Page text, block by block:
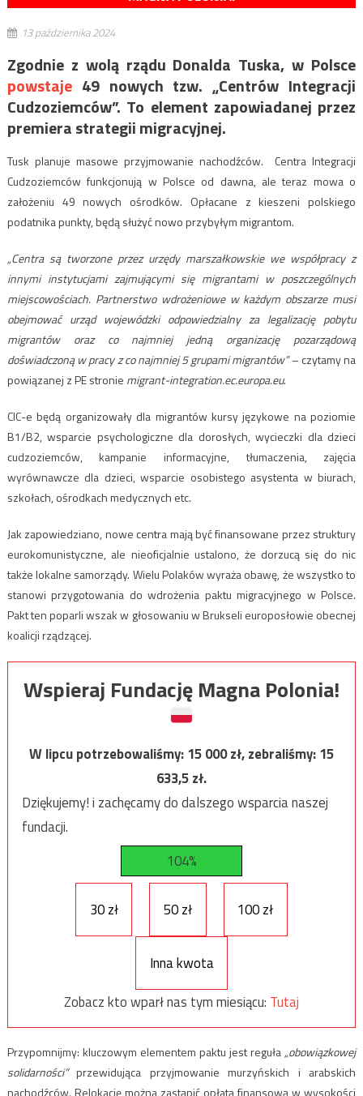
13 października 2024
Zgodnie z wolą rządu Donalda Tuska, w Polsce
powstaje49 nowych tzw. „Centrów Integracji
Cudzoziemców”. To element zapowiadanej przez
premiera strategii migracyjnej.
Tusk planuje masowe przyjmowanie nachodźców. Centra Integracji
Cudzoziemców funkcjonują w Polsce od dawna, ale teraz mowa o
założeniu 49 nowych ośrodków. Opłacane z kieszeni polskiego
podatnika punkty, będą służyć nowo przybyłym migrantom.
„Centra są tworzone przez urzędy marszałkowskie we współpracy z
innymi instytucjami zajmującymi się migrantami w poszczególnych
miejscowościach. Partnerstwo wdrożeniowe w każdym obszarze musi
obejmować urząd wojewódzki odpowiedzialny za legalizację pobytu
migrantów oraz co najmniej jedną organizację pozarządową
doświadczoną w pracy z co najmniej 5 grupami migrantów”– czytamy na
powiązanej z PE stronie migrant-integration.ec.europa.eu.
CIC-e będą organizowały dla migrantów kursy językowe na poziomie
B1/B2, wsparcie psychologiczne dla dorosłych, wycieczki dla dzieci
cudzoziemców, kampanie informacyjne, tłumaczenia, zajęcia
wyrównawcze dla dzieci, wsparcie osobistego asystenta w biurach,
szkołach, ośrodkach medycznych etc.
Jak zapowiedziano, nowe centra mają być finansowane przez struktury
eurokomunistyczne, ale nieoficjalnie ustalono, że dorzucą się do nic
także lokalne samorządy. Wielu Polaków wyraża obawę, że wszystko to
stanowi przygotowania do wdrożenia paktu migracyjnego w Polsce.
Pakt ten poparli wszak w głosowaniu w Brukseli europosłowie obecnej
koalicji rządzącej.
Wspieraj Fundację Magna Polonia!
W lipcu potrzebowaliśmy:15 000zł, zebraliśmy:15
633,5zł.
Dziękujemy! i zachęcamy do dalszego wsparcia naszej
fundacji.
104%
30 zł 50 zł 100 zł
Inna kwota
Zobacz kto wparł nas tym miesiącu: Tutaj
Przypomnijmy: kluczowym elementem paktu jest reguła „obowiązkowej
solidarności”przewidująca przyjmowanie murzyńskich i arabskich
nachodźców. Relokację można zastąpić opłatą finansową w wysokości